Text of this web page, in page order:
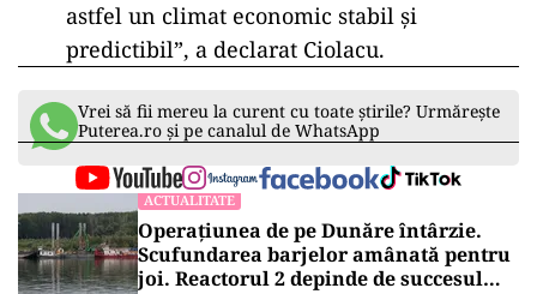
astfel un climat economic stabil şi
predictibil”, a declarat Ciolacu.
Vrei să fii mereu la curent cu toate știrile? Urmărește
Puterea.ro și pe canalul de WhatsApp
ACTUALITATE
Operațiunea de pe Dunăre întârzie.
Scufundarea barjelor amânată pentru
joi. Reactorul 2 depinde de succesul